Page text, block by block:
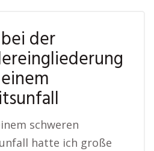
der
schweren
hatte ich große